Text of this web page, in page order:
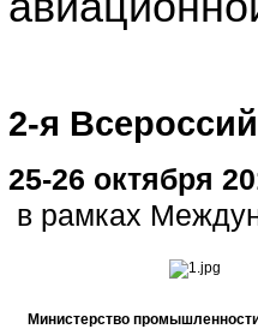
2-я
25-26 октября
в рамках
Министерство